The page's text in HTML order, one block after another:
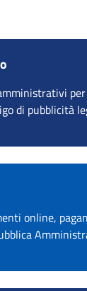
di pubblicità
online,